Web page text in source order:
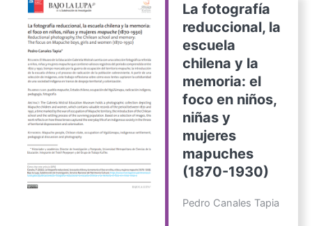
La fotografía
reduccional, la
escuela
chilena y la
memoria: el
foco en niños,
niñas y
mujeres
mapuches
(1870-1930)
Pedro Canales Tapia